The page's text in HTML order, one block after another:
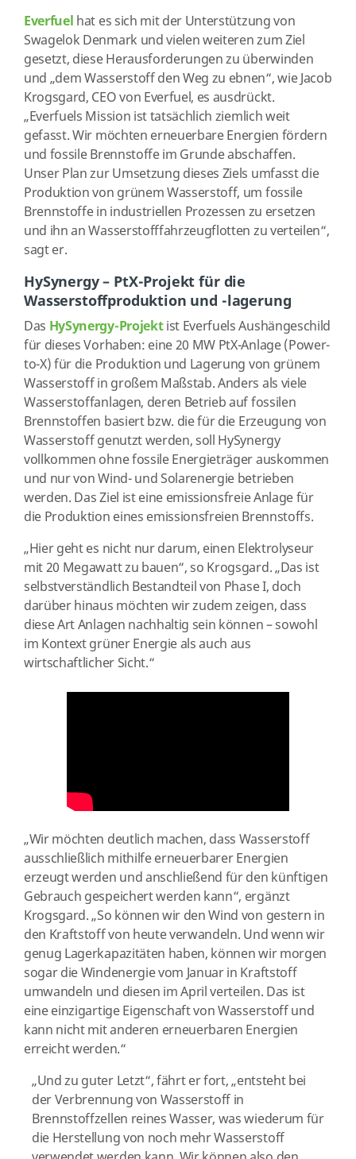
Everfuel hat es sich mit der Unterstützung von
Swagelok Denmark und vielen weiteren zum Ziel
gesetzt, diese Herausforderungen zu überwinden
und „dem Wasserstoff den Weg zu ebnen“, wie Jacob
Krogsgard, CEO von Everfuel, es ausdrückt.
„Everfuels Mission ist tatsächlich ziemlich weit
gefasst. Wir möchten erneuerbare Energien fördern
und fossile Brennstoffe im Grunde abschaffen.
Unser Plan zur Umsetzung dieses Ziels umfasst die
Produktion von grünem Wasserstoff, um fossile
Brennstoffe in industriellen Prozessen zu ersetzen
und ihn an Wasserstofffahrzeugflotten zu verteilen“,
sagt er.
HySynergy – PtX-Projekt für die
Wasserstoffproduktion und -lagerung
Das HySynergy-Projektist Everfuels Aushängeschild
für dieses Vorhaben: eine 20 MW PtX-Anlage (Power-
to-X) für die Produktion und Lagerung von grünem
Wasserstoff in großem Maßstab. Anders als viele
Wasserstoffanlagen, deren Betrieb auf fossilen
Brennstoffen basiert bzw. die für die Erzeugung von
Wasserstoff genutzt werden, soll HySynergy
vollkommen ohne fossile Energieträger auskommen
und nur von Wind- und Solarenergie betrieben
werden. Das Ziel ist eine emissionsfreie Anlage für
die Produktion eines emissionsfreien Brennstoffs.
„Hier geht es nicht nur darum, einen Elektrolyseur
mit 20 Megawatt zu bauen“, so Krogsgard. „Das ist
selbstverständlich Bestandteil von Phase I, doch
darüber hinaus möchten wir zudem zeigen, dass
diese Art Anlagen nachhaltig sein können – sowohl
im Kontext grüner Energie als auch aus
wirtschaftlicher Sicht.“
„Wir möchten deutlich machen, dass Wasserstoff
ausschließlich mithilfe erneuerbarer Energien
erzeugt werden und anschließend für den künftigen
Gebrauch gespeichert werden kann“, ergänzt
Krogsgard. „So können wir den Wind von gestern in
den Kraftstoff von heute verwandeln. Und wenn wir
genug Lagerkapazitäten haben, können wir morgen
sogar die Windenergie vom Januar in Kraftstoff
umwandeln und diesen im April verteilen. Das ist
eine einzigartige Eigenschaft von Wasserstoff und
kann nicht mit anderen erneuerbaren Energien
erreicht werden.“
„Und zu guter Letzt“, fährt er fort, „entsteht bei
der Verbrennung von Wasserstoff in
Brennstoffzellen reines Wasser, was wiederum für
die Herstellung von noch mehr Wasserstoff